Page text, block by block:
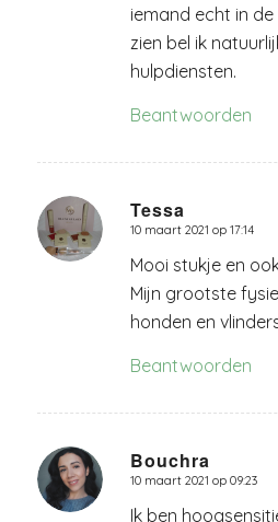
iemand echt in
zien bel ik
hulpdiensten.
Beantwoorden
Tessa
zegt:
10 maart 2021 op 17:14
Mooi stukje en
Mijn grootste
honden en
Beantwoorden
Bouchra
zegt:
10 maart 2021 op 09:23
Ik ben